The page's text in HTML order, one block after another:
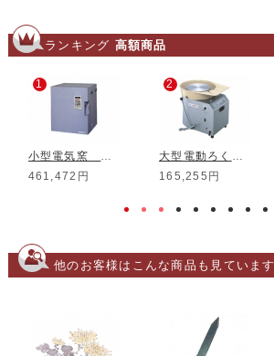
ランキング 高額商品
1
小型電気窯 DMT-01
461,472円
2
大型電動ろくろ RK-3D
165,255円
他のお客様はこんな商品も見ています